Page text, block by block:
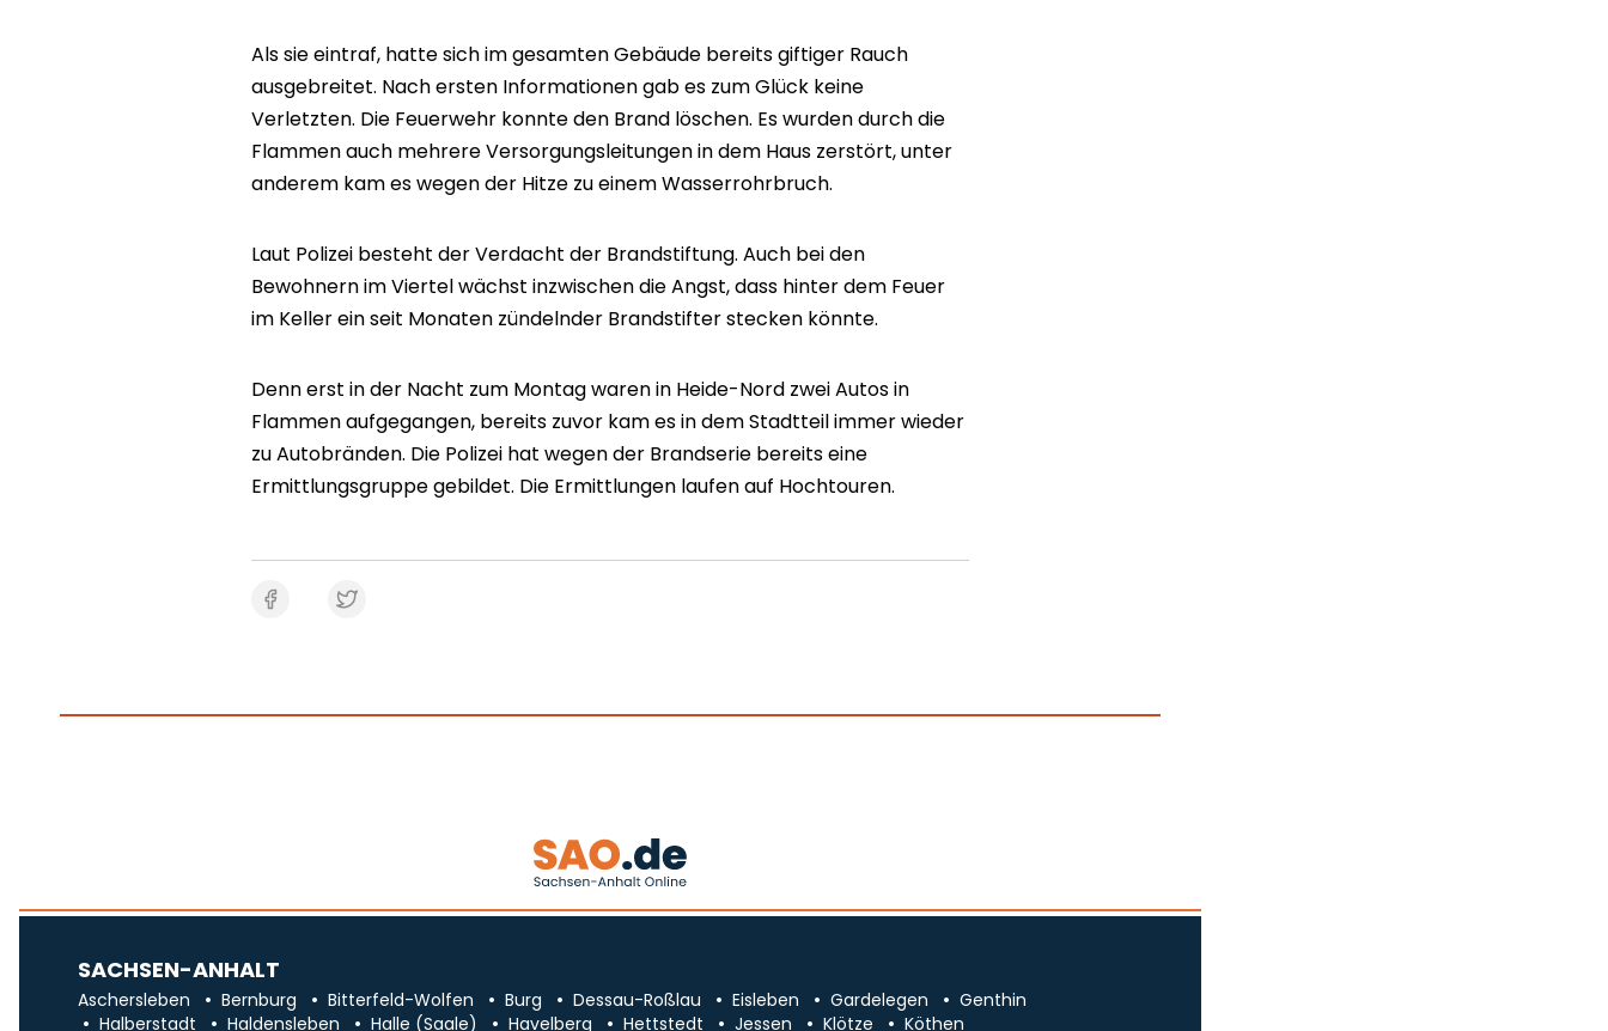
Als sie eintraf, hatte sich im gesamten Gebäude bereits giftiger Rauch
ausgebreitet. Nach ersten Informationen gab es zum Glück keine
Verletzten. Die Feuerwehr konnte den Brand löschen. Es wurden durch die
Flammen auch mehrere Versorgungsleitungen in dem Haus zerstört, unter
anderem kam es wegen der Hitze zu einem Wasserrohrbruch.
Laut Polizei besteht der Verdacht der Brandstiftung. Auch bei den
Bewohnern im Viertel wächst inzwischen die Angst, dass hinter dem Feuer
im Keller ein seit Monaten zündelnder Brandstifter stecken könnte.
Denn erst in der Nacht zum Montag waren in Heide-Nord zwei Autos in
Flammen aufgegangen, bereits zuvor kam es in dem Stadtteil immer wieder
zu Autobränden. Die Polizei hat wegen der Brandserie bereits eine
Ermittlungsgruppe gebildet. Die Ermittlungen laufen auf Hochtouren.
SACHSEN-ANHALT
Aschersleben Bernburg Bitterfeld-Wolfen Burg Dessau-Roßlau Eisleben Gardelegen
Genthin
Halberstadt
Haldensleben Halle (Saale) Havelberg Hettstedt Jessen Klötze Köthen